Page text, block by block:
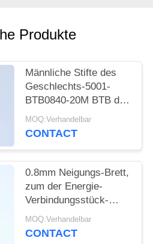
Produkte
Männliche Stifte des
Geschlechts-5001-
BTB0840-20M BTB des
Verbindungsstück-
0.8mm der Neigungs-
MOQ:Verhandelbar
CONTACT
0.8mm Neigungs-Brett,
zum der Energie-
Verbindungsstück-
weiblichen Art 5001-
BTB0830-20F zu
MOQ:Verhandelbar
CONTACT